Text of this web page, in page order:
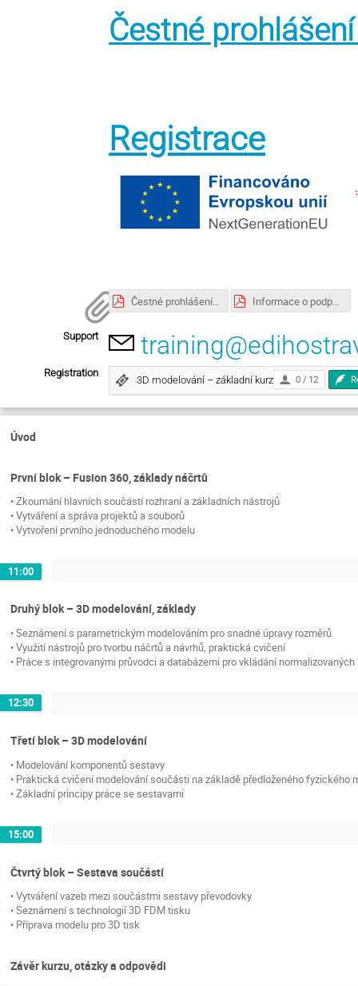
Čestné
Registrace
Čestné prohlášení podniku.pdf Informace o podpoře a storno podmínky.pdf
Support
Registration
3D modelování – základní kurz 0 / 12
Úvod
První blok – Fusion 360, základy náčrtů
• Zkoumání hlavních součástí rozhraní a základních nástrojů
• Vytváření a správa projektů a souborů
• Vytvoření prvního jednoduchého modelu
11:00
Druhý blok – 3D modelování, základy
• Seznámení s parametrickým modelováním pro snadné úpravy rozměrů
• Využití nástrojů pro tvorbu náčrtů a návrhů, praktická cvičení
• Práce s integrovanými průvodci a databázemi pro vkládání
12:30
Třetí blok – 3D modelování
• Modelování komponentů sestavy
• Praktická cvičení modelování součásti na základě předloženého fyzického
• Základní principy práce se sestavami
15:00
Čtvrtý blok – Sestava součástí
• Vytváření vazeb mezi součástmi sestavy převodovky
• Seznámení s technologií 3D FDM tisku
• Příprava modelu pro 3D tisk
Závěr kurzu, otázky a odpovědi